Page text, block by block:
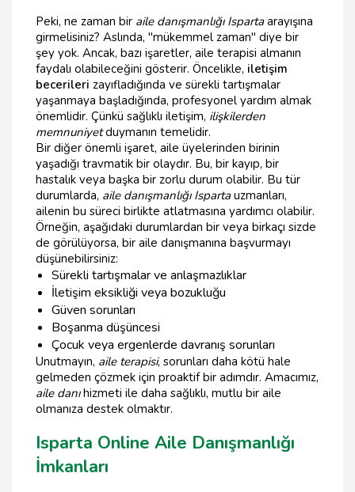
Peki, ne zaman bir aile danışmanlığı Ispartaarayışına
girmelisiniz? Aslında, "mükemmel zaman" diye bir
şey yok. Ancak, bazı işaretler, aile terapisi almanın
faydalı olabileceğini gösterir. Öncelikle, iletişim
becerileri zayıfladığında ve sürekli tartışmalar
yaşanmaya başladığında, profesyonel yardım almak
önemlidir. Çünkü sağlıklı iletişim, ilişkilerden
memnuniyetduymanın temelidir.
Bir diğer önemli işaret, aile üyelerinden birinin
yaşadığı travmatik bir olaydır. Bu, bir kayıp, bir
hastalık veya başka bir zorlu durum olabilir. Bu tür
durumlarda, aile danışmanlığı Ispartauzmanları,
ailenin bu süreci birlikte atlatmasına yardımcı olabilir.
Örneğin, aşağıdaki durumlardan bir veya birkaçı sizde
de görülüyorsa, bir aile danışmanına başvurmayı
düşünebilirsiniz:
Sürekli tartışmalar ve anlaşmazlıklar
İletişim eksikliği veya bozukluğu
Güven sorunları
Boşanma düşüncesi
Çocuk veya ergenlerde davranış sorunları
Unutmayın, aile terapisi, sorunları daha kötü hale
gelmeden çözmek için proaktif bir adımdır. Amacımız,
aile danıhizmeti ile daha sağlıklı, mutlu bir aile
olmanıza destek olmaktır.
Isparta Online Aile Danışmanlığı
İmkanları